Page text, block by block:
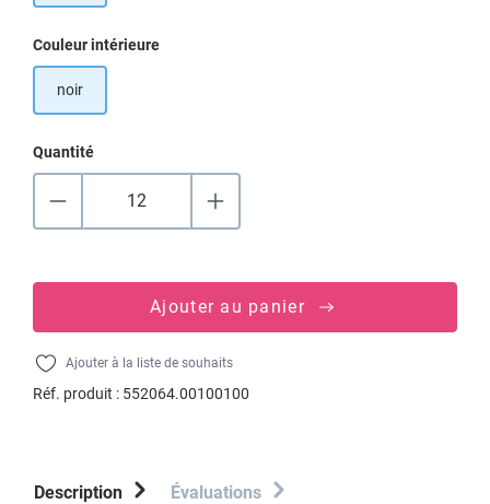
Sélectionnez
Couleur intérieure
noir
Quantité
Ajouter au panier
Ajouter à la liste de souhaits
Réf. produit : 552064.00100100
Description Évaluations